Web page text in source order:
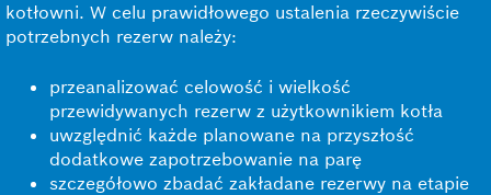
kotłowni. W celu prawidłowego ustalenia rzeczywiście
potrzebnych rezerw należy:
przeanalizować celowość i wielkość
przewidywanych rezerw z użytkownikiem kotła
uwzględnić każde planowane na przyszłość
dodatkowe zapotrzebowanie na parę
szczegółowo zbadać zakładane rezerwy na etapie